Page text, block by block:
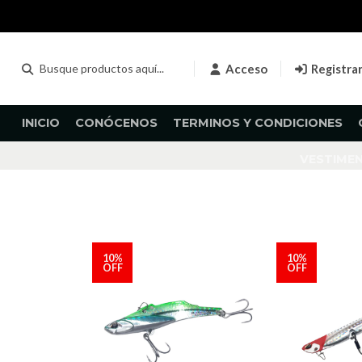
Acceso
INICIO CONÓCENOS TERMINOS Y CONDICIONES
10%
OFF
10%
OFF